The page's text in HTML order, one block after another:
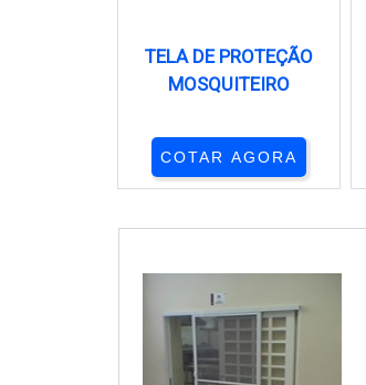
TELA DE PROTEÇÃO
MOSQUITEIRO
COTAR AGORA